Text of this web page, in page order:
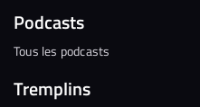
Podcasts
Tous les podcasts
Tremplins